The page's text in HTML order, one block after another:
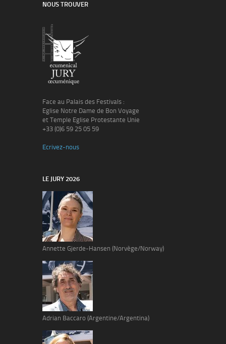
NOUS TROUVER
Face au Palais des Festivals :
Eglise Notre Dame de Bon Voyage
et Temple Eglise Protestante Unie
+33 (0)6 59 25 05 59
Ecrivez-nous
LE JURY 2026
Annette Gjerde-Hansen (Norvège/Norway)
Adrian Baccaro (Argentine/Argentina)